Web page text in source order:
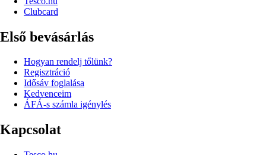
Clubcard
Első bevásárlás
Hogyan rendelj tőlünk?
Regisztráció
Idősáv foglalása
Kedvenceim
ÁFÁ-s számla igénylés
Kapcsolat